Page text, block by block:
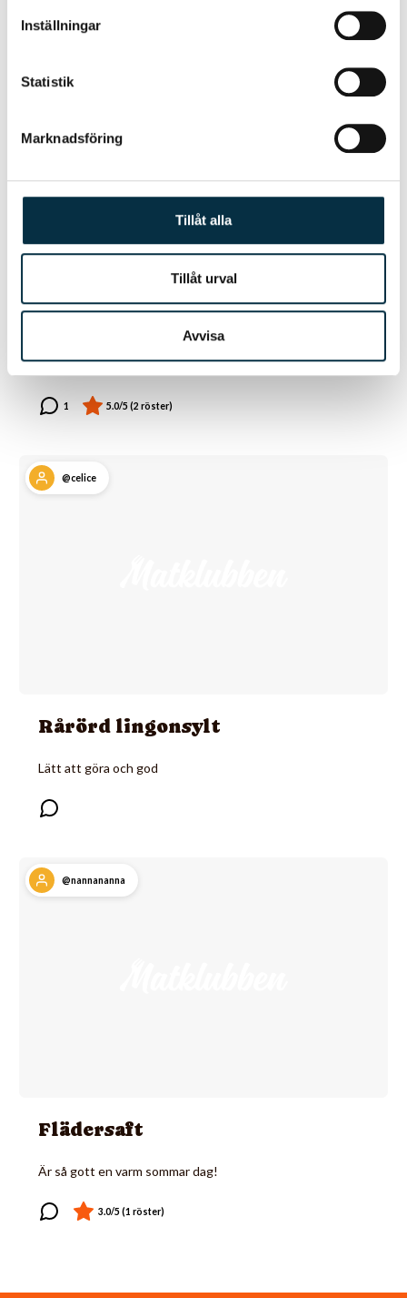
information som du har tillhandahållit eller som de har
samlat in när du har använt deras tjänster.
Inställningar
Statistik
Marknadsföring
Tillåt alla
Tillåt urval
Avvisa
@cispa
God
@celice
Rårörd lingonsylt
Lätt att göra och god
@nannananna
Flädersaft
Är så gott en varm sommar dag!